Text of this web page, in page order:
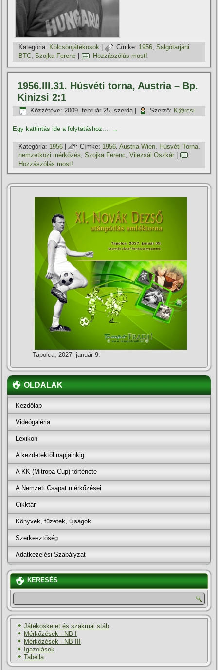
Kategória: Kölcsönjátékosok | Címke: 1956,Salgótarjáni
BTC,Szojka Ferenc Hozzászólás most!
1956.III.31. Húsvéti torna, Austria – Bp.
Kinizsi 2:1
Közzétéve: 2009. február 25. szerda| Szerző: K@rcsi
Egy kattintás ide a folytatáshoz.... →
Kategória: 1956 | Címke: 1956,Austria Wien, Húsvéti Torna,
nemzetközi mérkőzés,Szojka Ferenc,Vilezsál Oszkár
Hozzászólás most!
Tapolca, 2027. január 9.
OLDALAK
Kezdőlap
Videógaléria
Lexikon
A kezdetektől napjainkig
A KK (Mitropa Cup) története
A Nemzeti Csapat mérkőzései
Cikktár
Könyvek, füzetek, újságok
Szerkesztőség
Adatkezelési Szabályzat
KERESÉS
Játékoskeret és szakmai stáb
Mérkőzések - NB I
Mérkőzések - NB III
Igazolások
Tabella